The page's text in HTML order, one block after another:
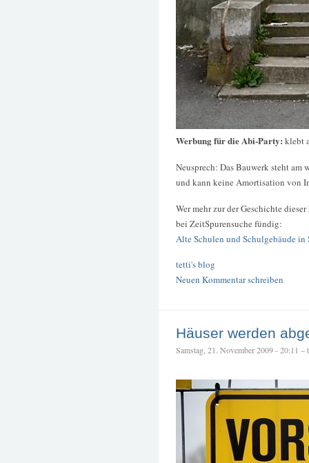
Werbung für die Abi-Party: klebt
Neusprech: Das Bauwerk steht am
und kann keine Amortisation von
Wer mehr zur der Geschichte
bei ZeitSpurensuche fündig:
Alte Schulen und Schulgebäude
tetti's blog
Neuen Kommentar schreiben
Häuser werden
Samstag, 21. November 2009 - 20:11 –